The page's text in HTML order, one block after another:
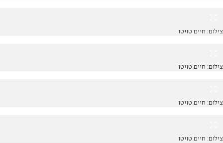
צילום: חיים טויטו
צילום: חיים טויטו
צילום: חיים טויטו
צילום: חיים טויטו